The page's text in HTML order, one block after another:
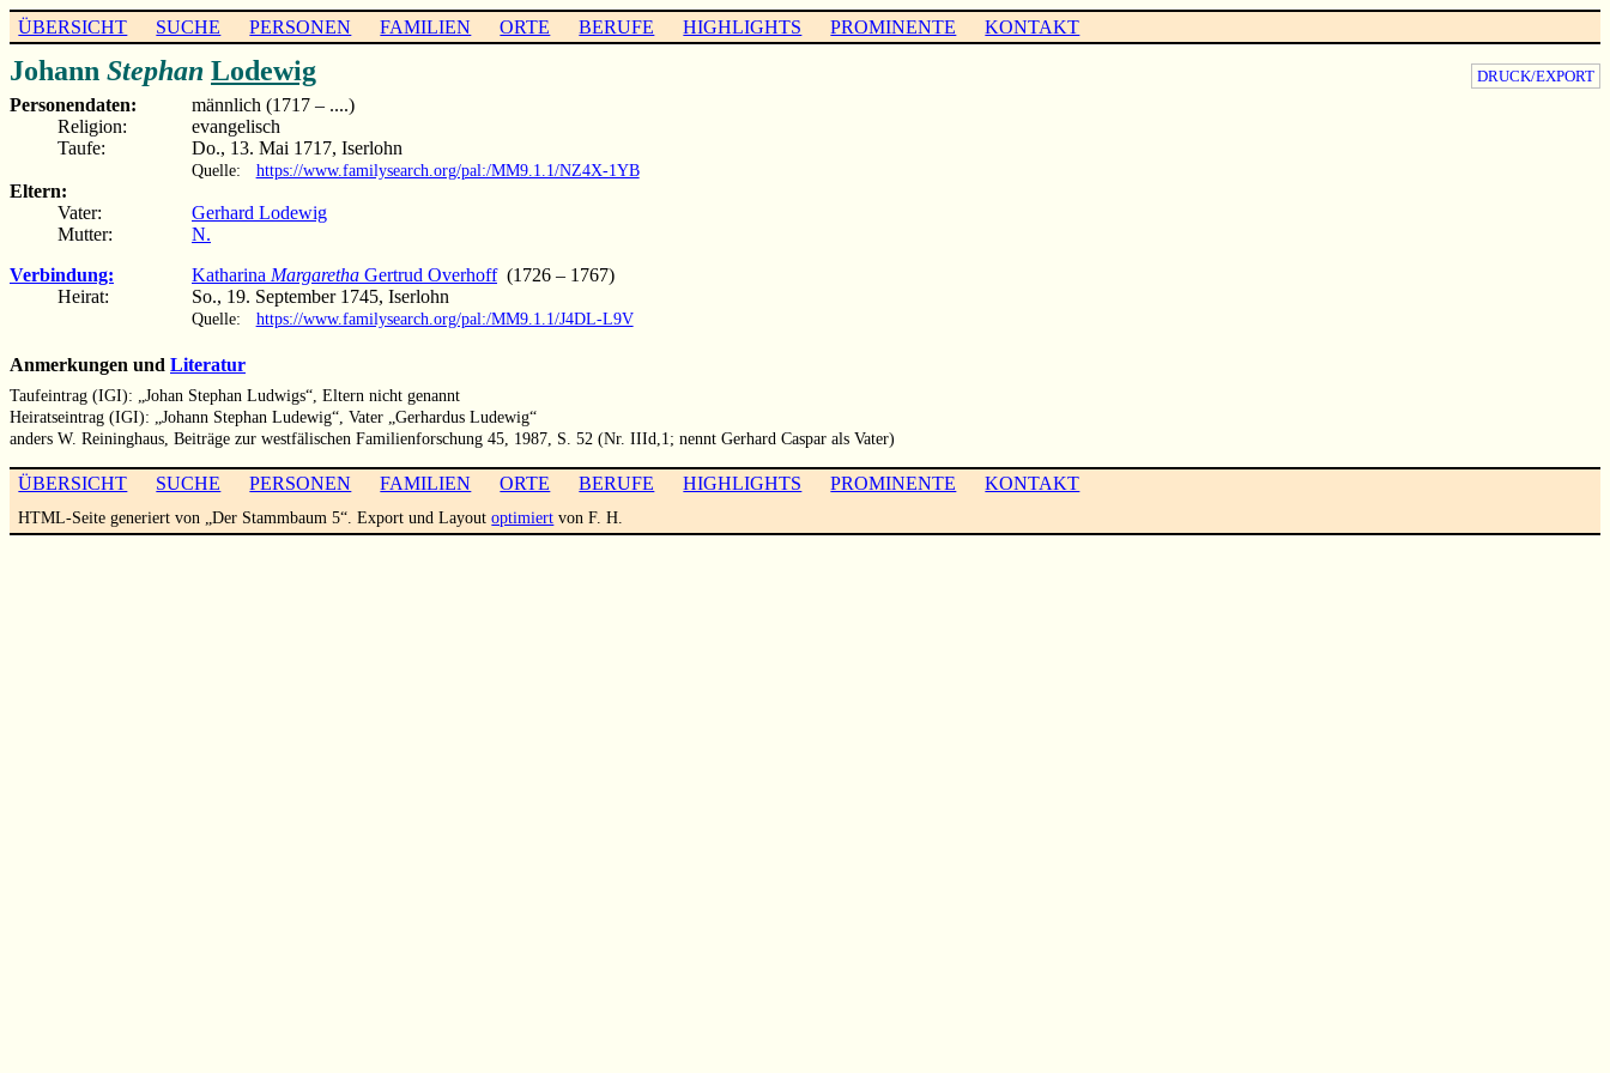
ÜBERSICHT SUCHE PERSONEN FAMILIEN ORTE BERUFE HIGHLIGHTS PROMINENTE KONTAKT
DRUCK/EXPORT
Johann Stephan Lodewig
Personendaten:
männlich (1717 – ....)
Religion:
evangelisch
Taufe:
Do., 13. Mai 1717, Iserlohn
Quelle: https://www.familysearch.org/pal:/MM9.1.1/NZ4X-1YB
Eltern:
Vater:
Gerhard Lodewig
Mutter:
N.
Verbindung:
Katharina Margaretha Gertrud Overhoff(1726 – 1767)
Heirat:
So., 19. September 1745, Iserlohn
Quelle: https://www.familysearch.org/pal:/MM9.1.1/J4DL-L9V
Anmerkungen und Literatur
Taufeintrag (IGI): „Johan Stephan Ludwigs“, Eltern nicht genannt
Heiratseintrag (IGI): „Johann Stephan Ludewig“, Vater „Gerhardus Ludewig“
anders W. Reininghaus, Beiträge zur westfälischen Familienforschung 45, 1987, S. 52 (Nr. IIId,1; nennt Gerhard Caspar als Vater)
ÜBERSICHT SUCHE PERSONEN FAMILIEN ORTE BERUFE HIGHLIGHTS PROMINENTE KONTAKT
HTML-Seite generiert von „Der Stammbaum 5“. Export und Layoutoptimiert von F. H.